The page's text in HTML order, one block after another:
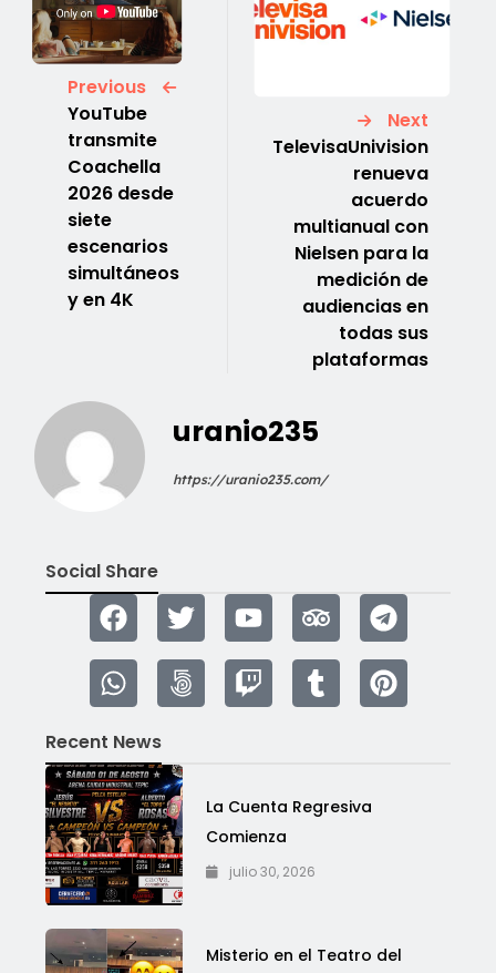
Previous
YouTube
transmite
Coachella
2026 desde
siete
escenarios
simultáneos
y en 4K
Next
TelevisaUnivision
renueva
acuerdo
multianual con
Nielsen para la
medición de
audiencias en
todas sus
plataformas
uranio235
https://uranio235.com/
Social Share
Recent News
La Cuenta Regresiva
Comienza
julio 30, 2026
Misterio en el Teatro del